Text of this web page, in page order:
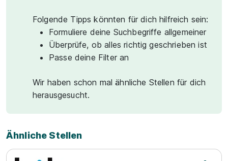
Folgende Tipps könnten für dich hilfreich sein:
Formuliere deine Suchbegriffe allgemeiner
Überprüfe, ob alles richtig geschrieben ist
Passe deine Filter an
Wir haben schon mal ähnliche Stellen für dich
herausgesucht.
Ähnliche Stellen